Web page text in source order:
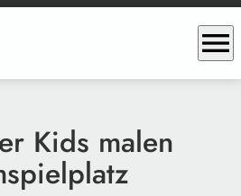
menu
Kids malen